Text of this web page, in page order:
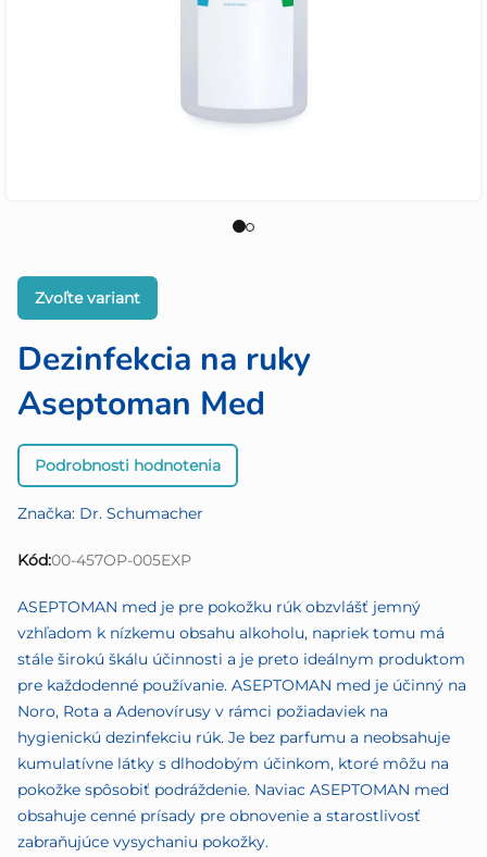
Dezinfekcia na ruky
Aseptoman Med
Priemerné
hodnotenie
je
0,0
5
hviezdičiek.
Podrobnosti hodnotenia
Značka: Dr. Schumacher
Kód:00-457OP-005EXP
Zvoľte variant
ASEPTOMAN med je pre pokožku rúk obzvlášť jemný
vzhľadom k nízkemu obsahu alkoholu, napriek tomu má
stále širokú škálu účinnosti a je preto ideálnym produktom
pre každodenné používanie. ASEPTOMAN med je účinný na
Noro, Rota a Adenovírusy v rámci požiadaviek na
hygienickú dezinfekciu rúk. Je bez parfumu a neobsahuje
kumulatívne látky s dlhodobým účinkom, ktoré môžu na
pokožke spôsobiť podráždenie. Naviac ASEPTOMAN med
obsahuje cenné prísady pre obnovenie a starostlivosť
zabraňujúce vysychaniu pokožky.